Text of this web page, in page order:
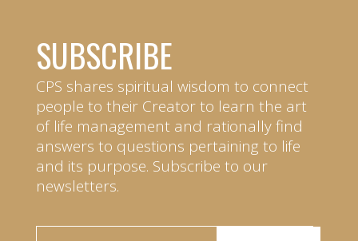
SUBSCRIBE
CPS shares spiritual wisdom to connect
people to their Creator to learn the art
of life management and rationally find
answers to questions pertaining to life
and its purpose. Subscribe to our
newsletters.